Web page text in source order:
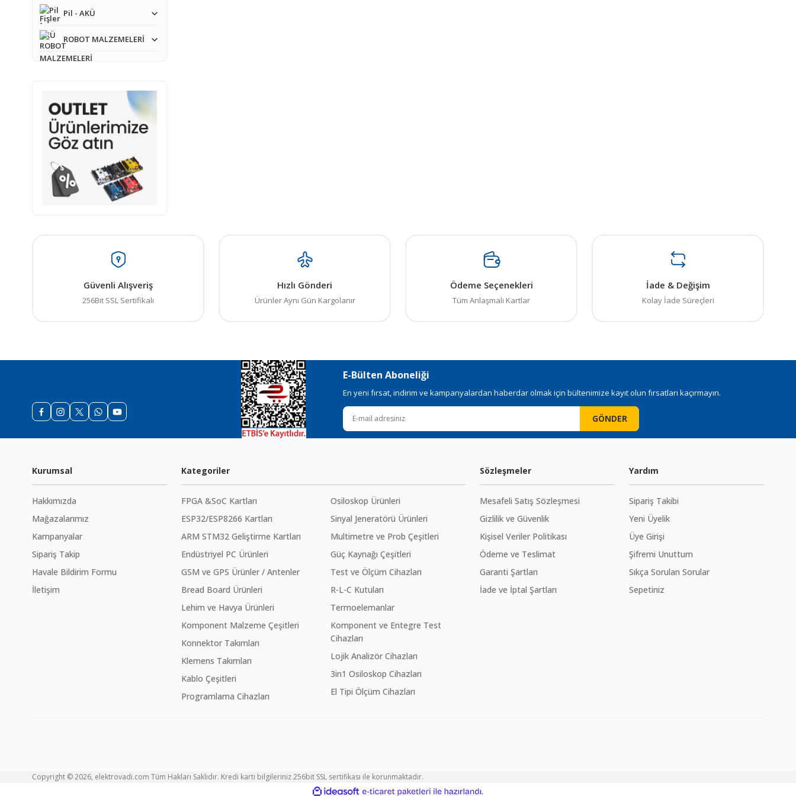
Pil - AKÜ
ROBOT MALZEMELERİ
Güvenli Alışveriş
256Bit SSL Sertifikalı
Hızlı Gönderi
Ürünler Aynı Gün Kargolanır
Ödeme Seçenekleri
Tüm Anlaşmalı Kartlar
İade & Değişim
Kolay İade Süreçleri
E-Bülten Aboneliği
En yeni fırsat, indirim ve kampanyalardan haberdar olmak için bültenimize kayıt olun fırsatları kaçırmayın.
GÖNDER
Kurumsal
Hakkımızda
Mağazalarımız
Kampanyalar
Sipariş Takip
Havale Bildirim Formu
İletişim
Kategoriler
FPGA &SoC Kartları
ESP32/ESP8266 Kartları
ARM STM32 Geliştirme Kartları
Endüstriyel PC Ürünleri
GSM ve GPS Ürünler / Antenler
Bread Board Ürünleri
Lehim ve Havya Ürünleri
Komponent Malzeme Çeşitleri
Konnektor Takımları
Klemens Takımları
Kablo Çeşitleri
Programlama Cihazları
Osiloskop Ürünleri
Sinyal Jeneratörü Ürünleri
Multimetre ve Prob Çeşitleri
Güç Kaynağı Çeşitleri
Test ve Ölçüm Cihazları
R-L-C Kutuları
Termoelemanlar
Komponent ve Entegre Test
Cihazları
Lojik Analizör Cihazları
3in1 Osiloskop Cihazları
El Tipi Ölçüm Cihazları
Sözleşmeler
Mesafeli Satış Sözleşmesi
Gizlilik ve Güvenlik
Kişisel Veriler Politikası
Ödeme ve Teslimat
Garanti Şartları
İade ve İptal Şartları
Yardım
Sipariş Takibi
Yeni Üyelik
Üye Girişi
Şifremi Unuttum
Sıkça Sorulan Sorular
Sepetiniz
Copyright © 2026, elektrovadi.com Tüm Hakları Saklıdır. Kredi kartı bilgileriniz 256bit SSL sertifikası ile korunmaktadır.
ideasoft e-